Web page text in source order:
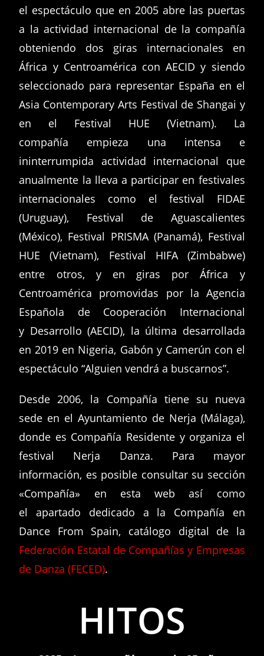
el espectáculo que en 2005 abre las puertas
a la actividad internacional de la compañía
obteniendo dos giras internacionales en
África y Centroamérica con AECID y siendo
seleccionado para representar España en el
Asia Contemporary Arts Festival de Shangai y
en el Festival HUE (Vietnam). La
compañía empieza una intensa e
ininterrumpida actividad internacional que
anualmente la lleva a participar en festivales
internacionales como el festival FIDAE
(Uruguay), Festival de Aguascalientes
(México), Festival PRISMA (Panamá), Festival
HUE (Vietnam), Festival HIFA (Zimbabwe)
entre otros, y en giras por África y
Centroamérica promovidas por la Agencia
Española de Cooperación Internacional
y Desarrollo (AECID), la última desarrollada
en 2019 en Nigeria, Gabón y Camerún con el
espectáculo “Alguien vendrá a buscarnos”.
Desde 2006, la Compañía tiene su nueva
sede en el Ayuntamiento de Nerja (Málaga),
donde es Compañía Residente y organiza el
festival Nerja Danza. Para mayor
información, es posible consultar su sección
«Compañía» en esta web así como
el apartado dedicado a la Compañía en
Dance From Spain, catálogo digital de la
Federación Estatal de Compañías y Empresas
de Danza (FECED).
HITOS